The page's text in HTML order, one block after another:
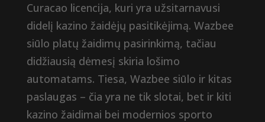
Curacao licencija, kuri yra užsitarnavusi
didelį kazino žaidėjų pasitikėjimą. Wazbee
siūlo platų žaidimų pasirinkimą, tačiau
didžiausią dėmesį skiria lošimo
automatams. Tiesa, Wazbee siūlo ir kitas
paslaugas – čia yra ne tik slotai, bet ir kiti
kazino žaidimai bei modernios sporto